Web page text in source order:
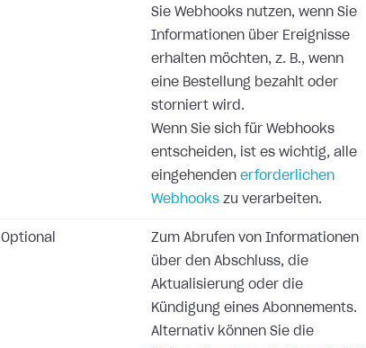
Sie Webhooks nutzen, wenn Sie
Informationen über Ereignisse
erhalten möchten, z. B., wenn
eine Bestellung bezahlt oder
storniert wird.
Wenn Sie sich für Webhooks
entscheiden, ist es wichtig, alle
eingehenden erforderlichen
Webhooks zu verarbeiten.
Optional
Zum Abrufen von Informationen
über den Abschluss, die
Aktualisierung oder die
Kündigung eines Abonnements.
Alternativ können Sie die